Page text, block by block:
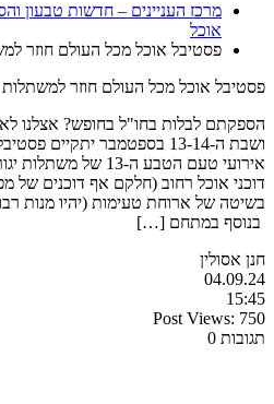
מרכז העניינים – חדשות טבעון
אוכל
פסטיבל אוכל מכל העולם חוזר
פסטיבל אוכל מכל העולם חוזר למשתלות
הספקתם לבלות בחו"ל בחופש? אצלנו לא
ושבת ה-13-14 בספטמבר
דוכני אוכל רחוב (חלקם אף דוכנים של
בשיטה של ארוחת טעימות (יהיו מנות
בנוסף במתחם […]
חנן אסולין
04.09.24
15:45
Post Views: 750
תגובות 0